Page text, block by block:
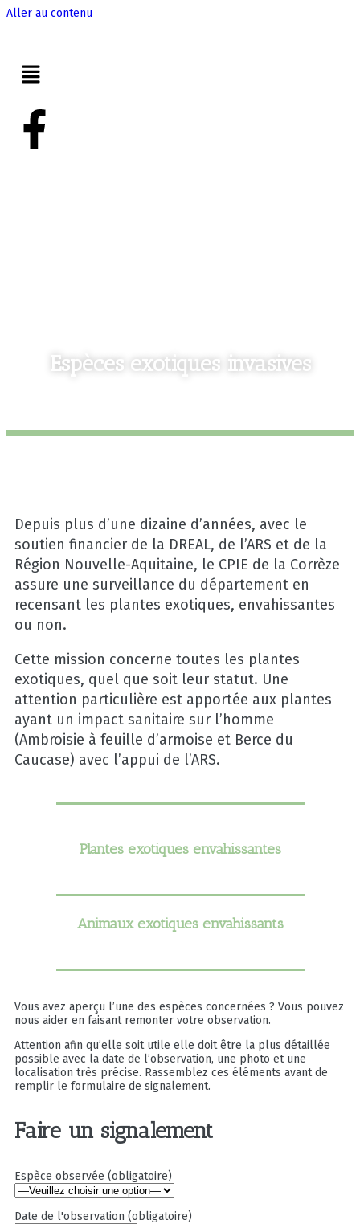
Aller au contenu
Espèces exotiques invasives
Depuis plus d’une dizaine d’années, avec le
soutien financier de la DREAL, de l’ARS et de la
Région Nouvelle-Aquitaine, le CPIE de la Corrèze
assure une surveillance du département en
recensant les plantes exotiques, envahissantes
ou non.
Cette mission concerne toutes les plantes
exotiques, quel que soit leur statut. Une
attention particulière est apportée aux plantes
ayant un impact sanitaire sur l’homme
(Ambroisie à feuille d’armoise et Berce du
Caucase) avec l’appui de l’ARS.
Plantes exotiques envahissantes
Animaux exotiques envahissants
Vous avez aperçu l’une des espèces concernées ? Vous pouvez
nous aider en faisant remonter votre observation.
Attention afin qu’elle soit utile elle doit être la plus détaillée
possible avec la date de l’observation, une photo et une
localisation très précise. Rassemblez ces éléments avant de
remplir le formulaire de signalement.
Faire un signalement
Espèce observée (obligatoire)
Date de l'observation (obligatoire)